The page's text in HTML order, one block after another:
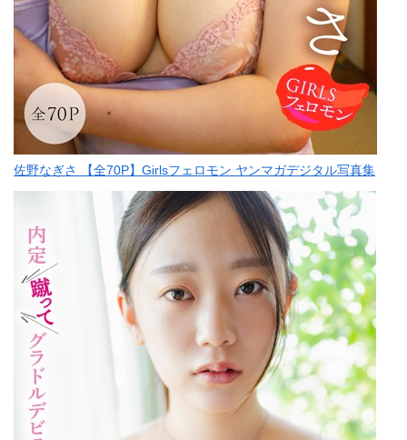
佐野なぎさ 【全70P】Girlsフェロモン ヤンマガデジタル写真集